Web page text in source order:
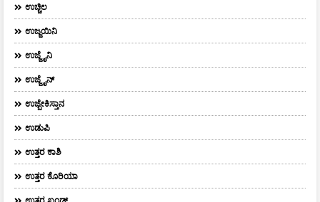
ಉಚ್ಚಿಲ
ಉಜ್ಜಯಿನಿ
ಉಜ್ಜೈನಿ
ಉಜ್ಜೈನ್
ಉಜ್ಬೇಕಿಸ್ತಾನ
ಉಡುಪಿ
ಉತ್ತರ ಕಾಶಿ
ಉತ್ತರ ಕೊರಿಯಾ